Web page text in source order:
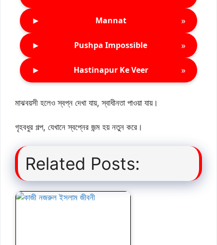
► Mannat »
► Pushpa Impossible »
► Hastinapur Ke Veer »
মাঝবয়সী হলেও স্বপ্ন দেখা যায়, স্বাধীনতা পাওয়া যায়।
গৃহবধুর গল্প, যেখানে স্বপ্নের জন্ম হয় নতুন করে।
Related Posts: